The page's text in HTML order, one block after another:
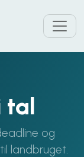
tal
og
landbruget.